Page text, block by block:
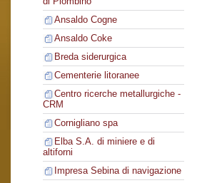
Ansaldo Cogne
Ansaldo Coke
Breda siderurgica
Cementerie litoranee
Centro ricerche metallurgiche -
CRM
Cornigliano spa
Elba S.A. di miniere e di
altiforni
Impresa Sebina di navigazione